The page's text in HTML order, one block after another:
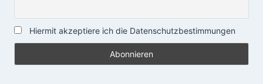
Hiermit akzeptiere ich die Datenschutzbestimmungen